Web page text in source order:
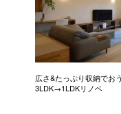
広さ&たっぷり収納でお
3LDK→1LDKリノベ